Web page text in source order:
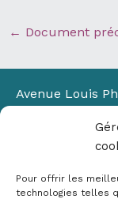
Pour offrir les
technologies telles
← Document
Avenue Louis
Bâtiment
13100 Aix-en-
✉